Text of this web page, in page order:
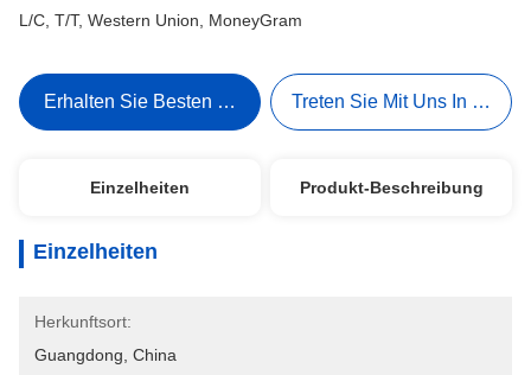
L/C, T/T, Western Union, MoneyGram
Erhalten Sie Besten Preis Treten Sie Mit Uns In
Einzelheiten Produkt-Beschreibung
Einzelheiten
Herkunftsort:
Guangdong, China